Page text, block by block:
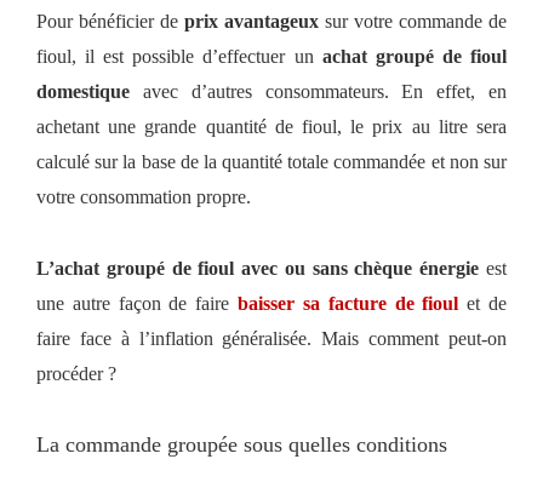
Pour bénéficier de prix avantageux sur votre commande de
fioul, il est possible d’effectuer un achat groupé de fioul
domestique avec d’autres consommateurs. En effet, en
achetant une grande quantité de fioul, le prix au litre sera
calculé sur la base de la quantité totale commandée et non sur
votre consommation propre.
L’achat groupé de fioul avec ou sans chèque énergie est
une autre façon de fairebaisser sa facture de fioul et de
faire face à l’inflation généralisée. Mais comment peut-on
procéder ?
La commande groupée sous quelles conditions